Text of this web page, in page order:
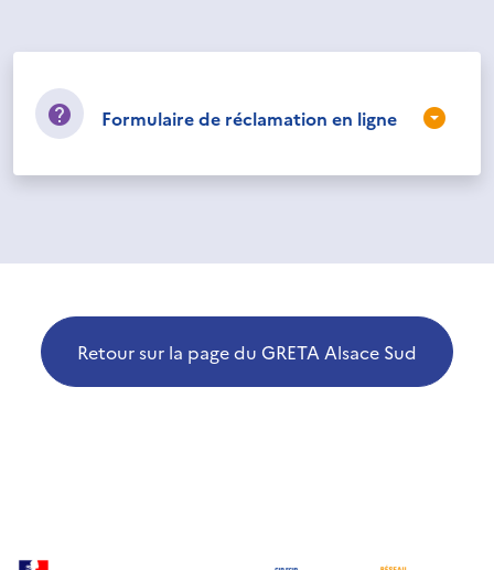
Formulaire de réclamation en ligne
Retour sur la page du GRETA Alsace Sud